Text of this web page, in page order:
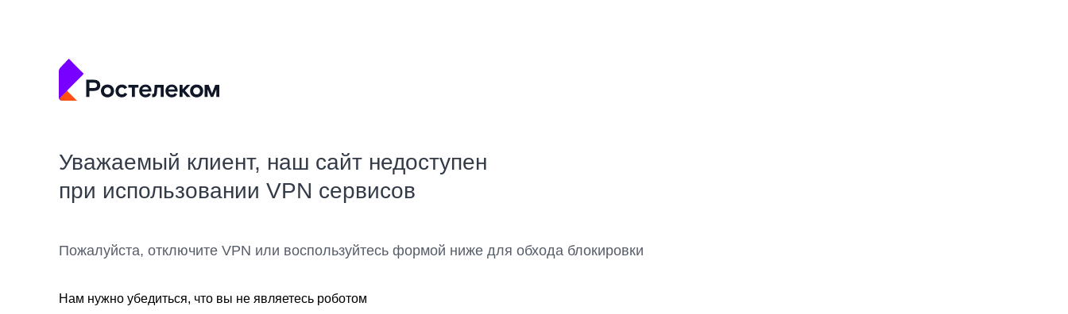
Уважаемый клиент, наш сайт недоступен
при использовании VPN сервисов
Пожалуйста, отключите VPN или воспользуйтесь формой ниже для обхода блокировки
Нам нужно убедиться, что вы не являетесь роботом